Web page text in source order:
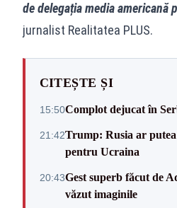
de delegația media americană
jurnalist Realitatea PLUS.
CITEȘTE ȘI
15:50Complot dejucat în
21:42Trump: Rusia ar putea
pentru Ucraina
20:43Gest superb făcut de
văzut imaginile